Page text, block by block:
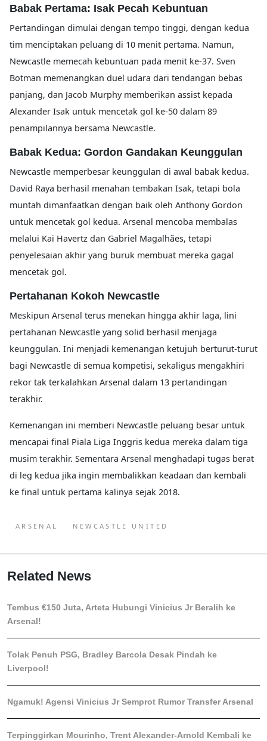
Babak Pertama: Isak Pecah Kebuntuan
Pertandingan dimulai dengan tempo tinggi, dengan kedua
tim menciptakan peluang di 10 menit pertama. Namun,
Newcastle memecah kebuntuan pada menit ke-37. Sven
Botman memenangkan duel udara dari tendangan bebas
panjang, dan Jacob Murphy memberikan assist kepada
Alexander Isak untuk mencetak gol ke-50 dalam 89
penampilannya bersama Newcastle.
Babak Kedua: Gordon Gandakan Keunggulan
Newcastle memperbesar keunggulan di awal babak kedua.
David Raya berhasil menahan tembakan Isak, tetapi bola
muntah dimanfaatkan dengan baik oleh Anthony Gordon
untuk mencetak gol kedua. Arsenal mencoba membalas
melalui Kai Havertz dan Gabriel Magalhães, tetapi
penyelesaian akhir yang buruk membuat mereka gagal
mencetak gol.
Pertahanan Kokoh Newcastle
Meskipun Arsenal terus menekan hingga akhir laga, lini
pertahanan Newcastle yang solid berhasil menjaga
keunggulan. Ini menjadi kemenangan ketujuh berturut-turut
bagi Newcastle di semua kompetisi, sekaligus mengakhiri
rekor tak terkalahkan Arsenal dalam 13 pertandingan
terakhir.
Kemenangan ini memberi Newcastle peluang besar untuk
mencapai final Piala Liga Inggris kedua mereka dalam tiga
musim terakhir. Sementara Arsenal menghadapi tugas berat
di leg kedua jika ingin membalikkan keadaan dan kembali
ke final untuk pertama kalinya sejak 2018.
ARSENAL NEWCASTLE UNITED
Related News
Tembus €150 Juta, Arteta Hubungi Vinicius Jr Beralih ke
Arsenal!
Tolak Penuh PSG, Bradley Barcola Desak Pindah ke
Liverpool!
Ngamuk! Agensi Vinicius Jr Semprot Rumor Transfer Arsenal
Terpinggirkan Mourinho, Trent Alexander-Arnold Kembali ke